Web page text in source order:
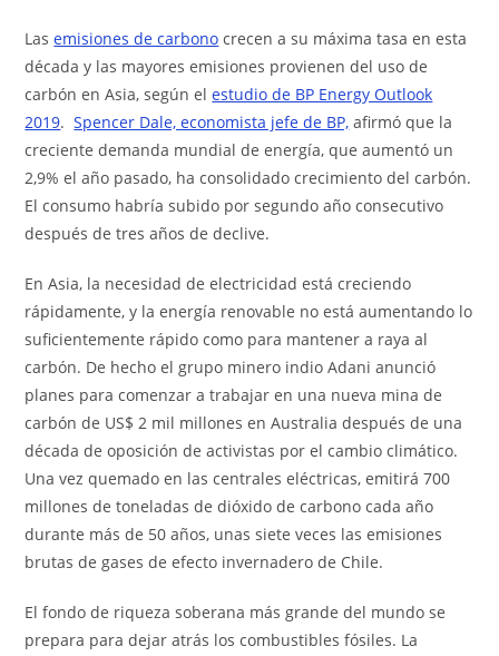
Lasemisiones de carbono crecen a su máxima tasa en esta
década y las mayores emisiones provienen del uso de
carbón en Asia, según elestudio de BP Energy Outlook
2019.Spencer Dale, economista jefe de BP, afirmó que la
creciente demanda mundial de energía, que aumentó un
2,9% el año pasado, ha consolidado crecimiento del carbón.
El consumo habría subido por segundo año consecutivo
después de tres años de declive.
En Asia, la necesidad de electricidad está creciendo
rápidamente, y la energía renovable no está aumentando lo
suficientemente rápido como para mantener a raya al
carbón. De hecho el grupo minero indio Adani anunció
planes para comenzar a trabajar en una nueva mina de
carbón de US$ 2 mil millones en Australia después de una
década de oposición de activistas por el cambio climático.
Una vez quemado en las centrales eléctricas, emitirá 700
millones de toneladas de dióxido de carbono cada año
durante más de 50 años, unas siete veces las emisiones
brutas de gases de efecto invernadero de Chile.
El fondo de riqueza soberana más grande del mundo se
prepara para dejar atrás los combustibles fósiles. La